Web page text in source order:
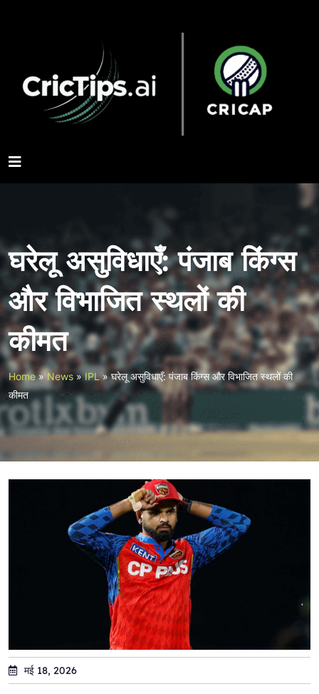
घरेलू असुविधाएँ: पंजाब किंग्स
और विभाजित स्थलों की
कीमत
Home»News»IPL»घरेलू असुविधाएँ: पंजाब किंग्स और विभाजित स्थलों की
कीमत
मई 18, 2026